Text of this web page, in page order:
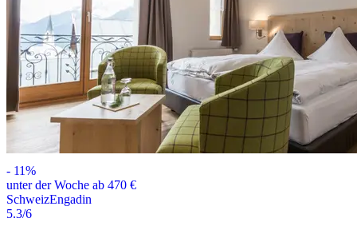
- 11%
unter der Woche ab 470 €
SchweizEngadin
5.3/6